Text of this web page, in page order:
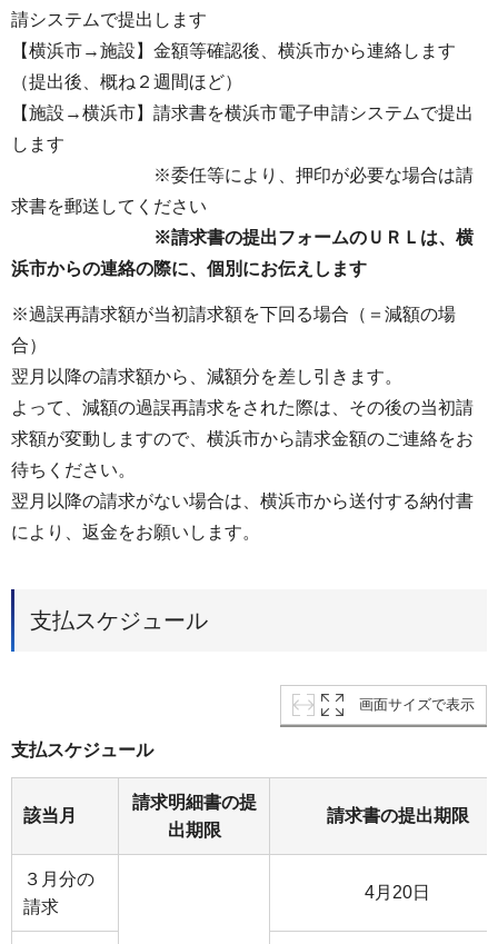
請システムで提出します
【横浜市→施設】金額等確認後、横浜市から連絡します
（提出後、概ね２週間ほど）
【施設→横浜市】請求書を横浜市電子申請システムで提出
します
※委任等により、押印が必要な場合は請
求書を郵送してください
※請求書の提出フォームのＵＲＬは、横
浜市からの連絡の際に、個別にお伝えします
※過誤再請求額が当初請求額を下回る場合（＝減額の場
合）
翌月以降の請求額から、減額分を差し引きます。
よって、減額の過誤再請求をされた際は、その後の当初請
求額が変動しますので、横浜市から請求金額のご連絡をお
待ちください。
翌月以降の請求がない場合は、横浜市から送付する納付書
により、返金をお願いします。
支払スケジュール
画面サイズで表示
支払スケジュール
該当月
請求明細書の提
出期限
請求書の提出期限
３月分の
請求
4月20日